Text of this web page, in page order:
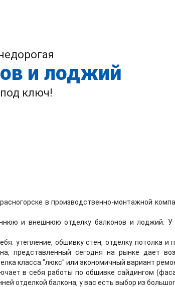
и лоджий
ключ!
в производственно-монтажной
и внешнюю отделку балконов и лоджий.
утепление, обшивку стен, отделку потолка
представленный сегодня на рынке дает
класса "люкс" или экономичный вариант
в себя работы по обшивке сайдингом
отделкой балкона, у вас есть выбор из